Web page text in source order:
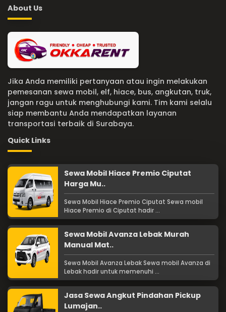
About Us
Jika Anda memiliki pertanyaan atau ingin melakukan
pemesanan sewa mobil, elf, hiace, bus, angkutan, truk,
jangan ragu untuk menghubungi kami. Tim kami selalu
siap membantu Anda mendapatkan layanan
transportasi terbaik di Surabaya.
Quick Links
Sewa Mobil Hiace Premio Ciputat
Harga Mu..
Sewa Mobil Hiace Premio Ciputat Sewa mobil
Hiace Premio di Ciputat hadir ...
Sewa Mobil Avanza Lebak Murah
Manual Mat..
Sewa Mobil Avanza Lebak Sewa mobil Avanza di
Lebak hadir untuk memenuhi ...
Jasa Sewa Angkut Pindahan Pickup
Lumajan..